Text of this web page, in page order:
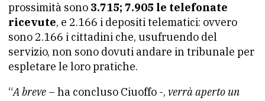
prossimità sono 3.715; 7.905 le telefonate
ricevute, e 2.166 i depositi telematici: ovvero
sono 2.166 i cittadini che, usufruendo del
servizio, non sono dovuti andare in tribunale per
espletare le loro pratiche.
“A breve – ha concluso Ciuoffo -, verrà aperto un